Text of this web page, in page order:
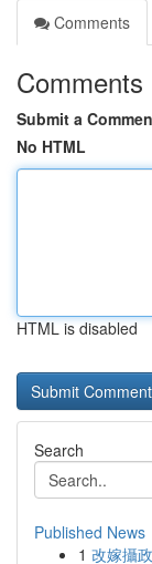
Comments
Comments
Submit a
No HTML
HTML is disabled
Search
Published News
1 改嫁攝